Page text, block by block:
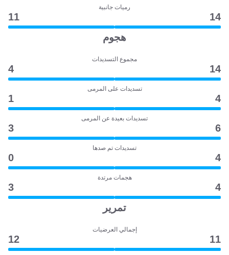
رميات جانبية
14
11
هجوم
مجموع التسديدات
14
4
تسديدات على المرمى
4
1
تسديدات بعيدة عن المرمى
6
3
تسديدات تم صدها
4
0
هجمات مرتدة
4
3
تمرير
إجمالي العرضيات
11
12